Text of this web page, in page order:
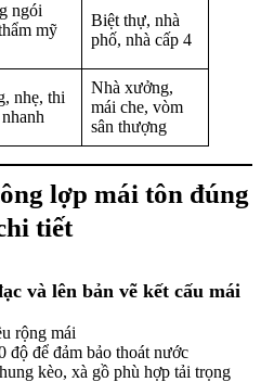
ngói
mỹ
Biệt thự, nhà
phố, nhà cấp 4
nhẹ, thi
Nhà xưởng,
mái che, vòm
sân thượng
lợp mái tôn đúng
tiết
và lên bản vẽ kết cấu mái
rộng mái
độ để đảm bảo thoát nước
kèo, xà gồ phù hợp tải trọng